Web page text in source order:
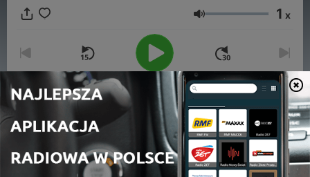
Głośność 1 x
00:00
LoveMe (Trailer)